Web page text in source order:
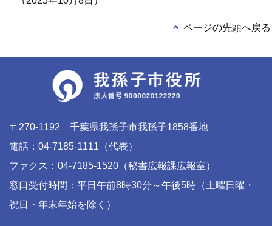
ページの先頭へ戻る
〒270-1192 千葉県我孫子市我孫子1858番地
電話：04-7185-1111（代表）
ファクス：04-7185-1520（秘書広報課広報室）
窓口受付時間：平日午前8時30分～午後5時（土曜日曜・
祝日・年末年始を除く）